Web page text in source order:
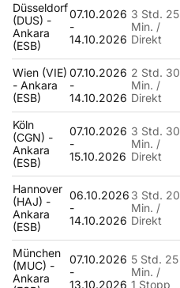
Düsseldorf
(DUS) -
Ankara
(ESB)
07.10.2026
-
14.10.2026
3 Std. 25
Min. /
Direkt
Wien (VIE)
- Ankara
(ESB)
07.10.2026
-
14.10.2026
2 Std. 30
Min. /
Direkt
Köln
(CGN) -
Ankara
(ESB)
07.10.2026
-
15.10.2026
3 Std. 30
Min. /
Direkt
Hannover
(HAJ) -
Ankara
(ESB)
06.10.2026
-
14.10.2026
3 Std. 20
Min. /
Direkt
München
(MUC) -
Ankara
07.10.2026
-
13.10.2026
5 Std. 25
Min. /
1 Stopp